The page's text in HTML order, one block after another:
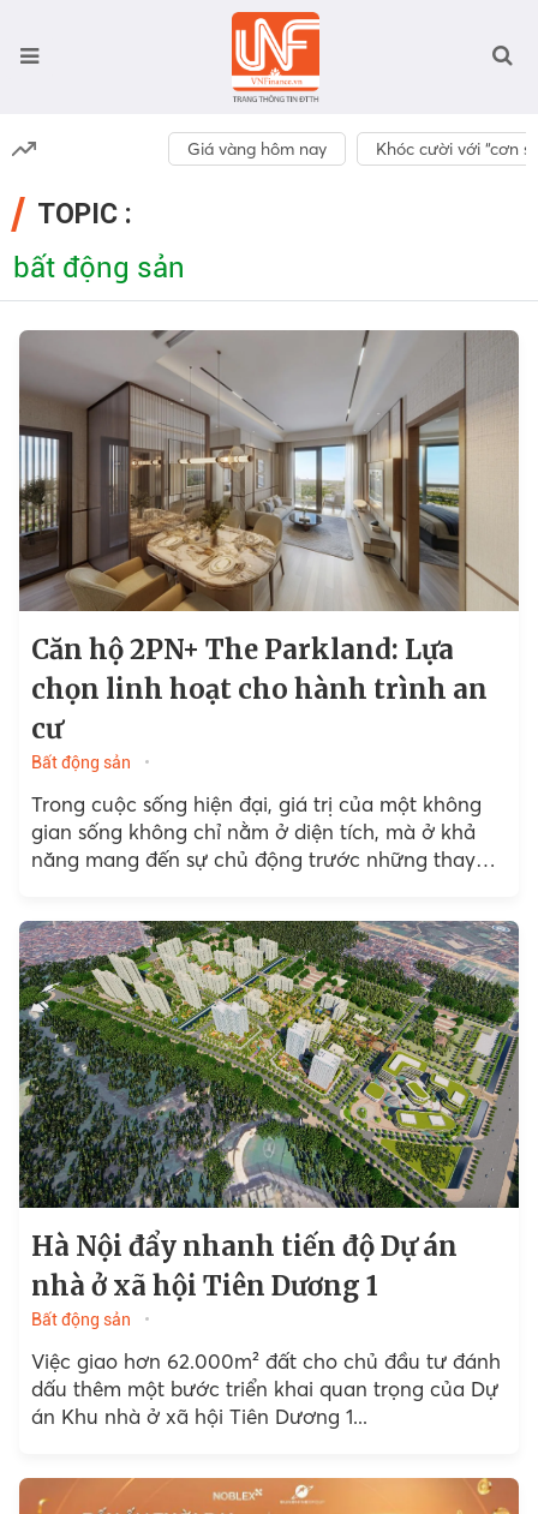
Giá vàng hôm nay Khóc cười với “cơn
TOPIC :
bất động sản
Căn hộ 2PN+ The Parkland: Lựa
chọn linh hoạt cho hành trình an
cư
Bất động sản
Trong cuộc sống hiện đại, giá trị của một không
gian sống không chỉ nằm ở diện tích, mà ở khả
năng mang đến sự chủ động trước những thay
Hà Nội đẩy nhanh tiến độ Dự án
nhà ở xã hội Tiên Dương 1
Bất động sản
Việc giao hơn 62.000m² đất cho chủ đầu tư đánh
dấu thêm một bước triển khai quan trọng của Dự
án Khu nhà ở xã hội Tiên Dương 1...